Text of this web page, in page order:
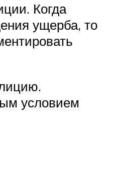
Когда
ущерба, то
условием